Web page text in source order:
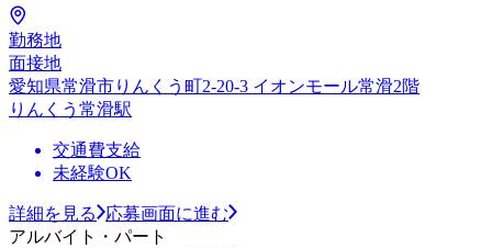
勤務地
面接地
愛知県常滑市りんくう町2-20-3 イオンモール常滑2階
りんくう常滑駅
交通費支給
未経験OK
詳細を見る
応募画面に進む
アルバイト・パート